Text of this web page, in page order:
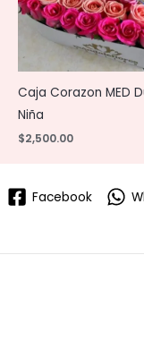
Caja Corazon MED
Niña
$2,500.00
Facebook